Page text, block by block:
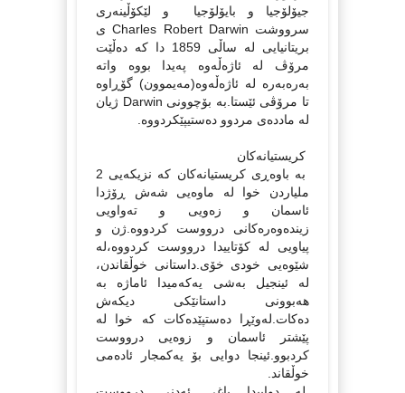
جیۆلۆجیا و بایۆلۆجیا و لێکۆڵینه‌ری
سرووشت Charles Robert Darwin ی
بریتانیایی له‌ ساڵی 1859 دا که‌ ده‌ڵێت
مرۆڤ له‌ ئاژه‌ڵه‌وه‌ په‌یدا بووه‌ واته‌
به‌ره‌به‌ره‌ له‌ ئاژه‌ڵه‌وه‌(مه‌یموون) گۆڕاوه‌
تا مرۆڤی ئێستا.به‌ بۆچوونی Darwin ژیان
له‌ مادده‌ی مردوو ده‌ستیپێکردووه‌.
کریستیانه‌کان
به‌ باوه‌ڕی کریستیانه‌کان که‌ نزیکه‌یی 2
ملیاردن خوا له‌ ماوه‌یی شه‌ش ڕۆژدا
ئاسمان و زه‌ویی و ته‌واویی
زینده‌وه‌ره‌کانی درووست کردووه‌.ژن و
پیاویی له‌ کۆتاییدا درووست کردووه‌،له‌
شێوه‌یی خودی خۆی.داستانی خوڵقاندن،
له‌ ئینجیل به‌شی یه‌که‌میدا ئاماژه‌ به‌
هه‌بوونی داستانێکی دیکه‌ش
ده‌کات.له‌وێڕا ده‌ستپێده‌کات که‌ خوا له‌
پێشتر ئاسمان و زوه‌یی درووست
کردبوو.ئینجا دوایی بۆ یه‌کمجار ئاده‌می
خوڵقاند.